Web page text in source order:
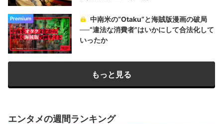
Premium
中南米の“Otaku”と海賊版漫画の破局
──“違法な消費者”はいかにして合法化して
いったか
もっと見る
エンタメの週間ランキング